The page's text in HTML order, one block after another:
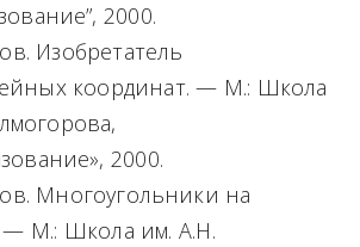
2000.
Изобретатель
координат. — М.: Школа
2000.
Многоугольники на
— М.: Школа им. А.Н.